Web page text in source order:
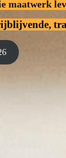
maatwerk